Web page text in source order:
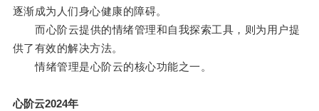
逐渐成为人们身心健康的障碍。
而心阶云提供的情绪管理和自我探索工具，则为用户提
供了有效的解决方法。
情绪管理是心阶云的核心功能之一。
心阶云2024年